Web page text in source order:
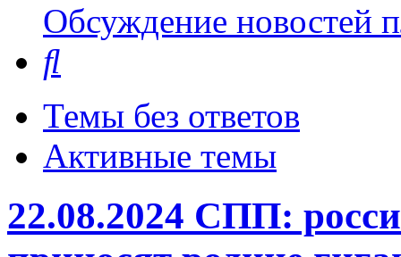
Обсуждение новостей
Темы без ответов
Активные темы
22.08.2024 СПП: